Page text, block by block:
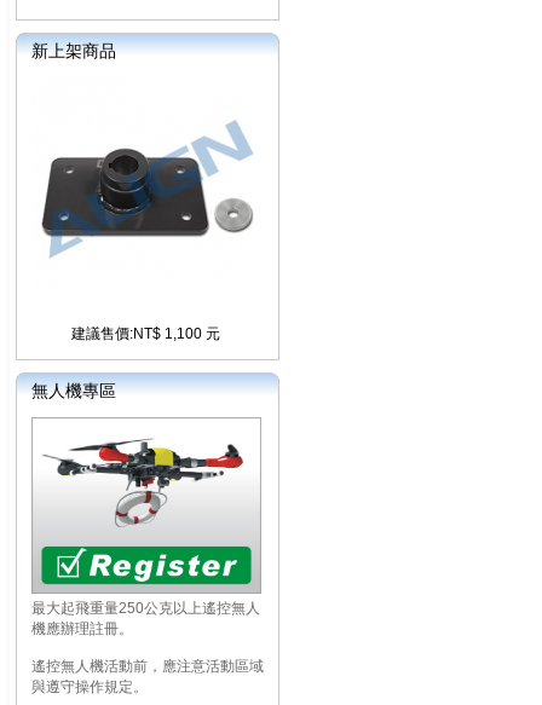
新上架商品
建議售價:NT$ 1,100 元
無人機專區
最大起飛重量250公克以上遙控無人
機應辦理註冊。
遙控無人機活動前，應注意活動區域
與遵守操作規定。